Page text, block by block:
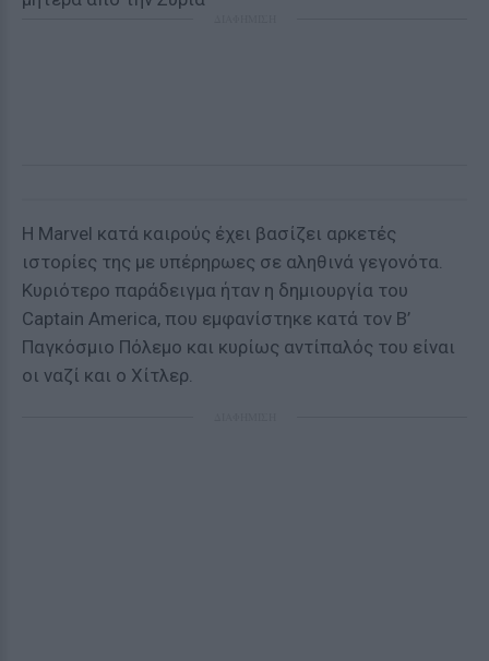
Η Marvel κατά καιρούς έχει βασίζει αρκετές
ιστορίες της με υπέρηρωες σε αληθινά γεγονότα.
Κυριότερο παράδειγμα ήταν η δημιουργία του
Captain America, που εμφανίστηκε κατά τον Β’
Παγκόσμιο Πόλεμο και κυρίως αντίπαλός του είναι
οι ναζί και ο Χίτλερ.